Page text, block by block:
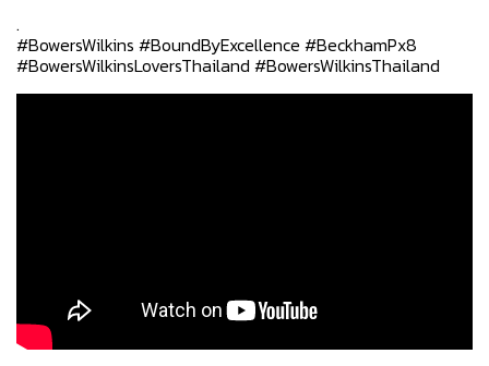
.
#BowersWilkins #BoundByExcellence #BeckhamPx8
#BowersWilkinsLoversThailand #BowersWilkinsThailand